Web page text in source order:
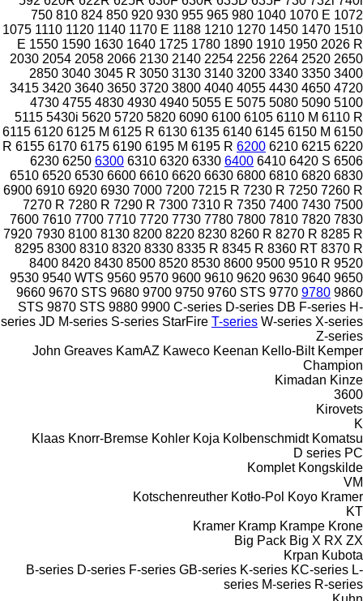
750 810 824 850 920 930 955 965 980 1040 1070 E 1072
1075 1110 1120 1140 1170 E 1188 1210 1270 1450 1470 1510
E 1550 1590 1630 1640 1725 1780 1890 1910 1950 2026 R
2030 2054 2058 2066 2130 2140 2254 2256 2264 2520 2650
2850 3040 3045 R 3050 3130 3140 3200 3340 3350 3400
3415 3420 3640 3650 3720 3800 4040 4055 4430 4650 4720
4730 4755 4830 4930 4940 5055 E 5075 5080 5090 5100
5115 5430i 5620 5720 5820 6090 6100 6105 6110 M 6110 R
6115 6120 6125 M 6125 R 6130 6135 6140 6145 6150 M 6150
R 6155 6170 6175 6190 6195 M 6195 R 6200 6210 6215 6220
6230 6250 6300 6310 6320 6330 6400 6410 6420 S 6506
6510 6520 6530 6600 6610 6620 6630 6800 6810 6820 6830
6900 6910 6920 6930 7000 7200 7215 R 7230 R 7250 7260 R
7270 R 7280 R 7290 R 7300 7310 R 7350 7400 7430 7500
7600 7610 7700 7710 7720 7730 7780 7800 7810 7820 7830
7920 7930 8100 8130 8200 8220 8230 8260 R 8270 R 8285 R
8295 8300 8310 8320 8330 8335 R 8345 R 8360 RT 8370 R
8400 8420 8430 8500 8520 8530 8600 9500 9510 R 9520
9530 9540 WTS 9560 9570 9600 9610 9620 9630 9640 9650
9660 9670 STS 9680 9700 9750 9760 STS 9770 9780 9860
STS 9870 STS 9880 9900 C-series D-series DB F-series H-
series JD M-series S-series StarFire T-series W-series X-series
Z-series
John Greaves KamAZ Kaweco Keenan Kello-Bilt Kemper
Champion
Kimadan Kinze
3600
Kirovets
K
Klaas Knorr-Bremse Kohler Koja Kolbenschmidt Komatsu
D series PC
Komplet Kongskilde
VM
Kotschenreuther Kotło-Pol Koyo Kramer
KT
Kramer Kramp Krampe Krone
Big Pack Big X RX ZX
Krpan Kubota
B-series D-series F-series GB-series K-series KC-series L-
series M-series R-series